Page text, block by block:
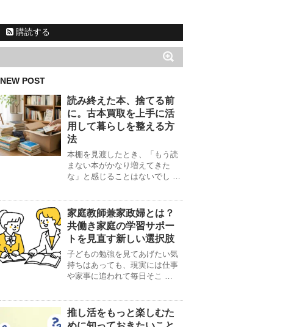
購読する
NEW POST
読み終えた本、捨てる前
に。古本買取を上手に活
用して暮らしを整える方
法
本棚を見渡したとき、「もう読
まない本がかなり増えてきた
な」と感じることはないでし …
家庭教師兼家政婦とは？
共働き家庭の学習サポー
トを見直す新しい選択肢
子どもの勉強を見てあげたい気
持ちはあっても、現実には仕事
や家事に追われて毎日そこ …
推し活をもっと楽しむた